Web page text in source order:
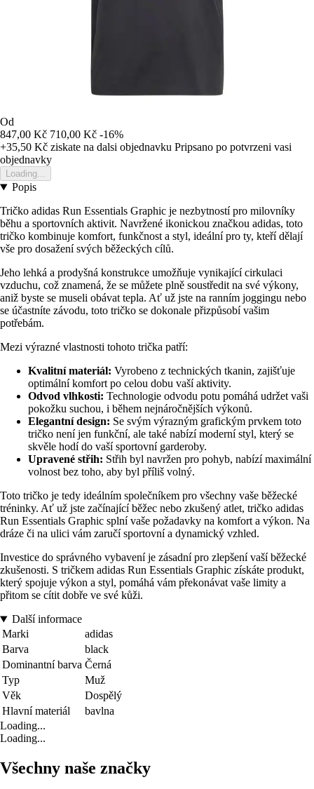
Od
847,00 Kč 710,00 Kč -16%
+35,50 Kč ziskate na dalsi objednavku Pripsano po potvrzeni vasi
objednavky
Loading...
Popis
Tričko adidas Run Essentials Graphic je nezbytností pro milovníky
běhu a sportovních aktivit. Navržené ikonickou značkou adidas, toto
tričko kombinuje komfort, funkčnost a styl, ideální pro ty, kteří dělají
vše pro dosažení svých běžeckých cílů.
Jeho lehká a prodyšná konstrukce umožňuje vynikající cirkulaci
vzduchu, což znamená, že se můžete plně soustředit na své výkony,
aniž byste se museli obávat tepla. Ať už jste na ranním joggingu nebo
se účastníte závodu, toto tričko se dokonale přizpůsobí vašim
potřebám.
Mezi výrazné vlastnosti tohoto trička patří:
Kvalitní materiál: Vyrobeno z technických tkanin, zajišťuje
optimální komfort po celou dobu vaší aktivity.
Odvod vlhkosti: Technologie odvodu potu pomáhá udržet vaši
pokožku suchou, i během nejnáročnějších výkonů.
Elegantní design: Se svým výrazným grafickým prvkem toto
tričko není jen funkční, ale také nabízí moderní styl, který se
skvěle hodí do vaší sportovní garderoby.
Upravené střih: Střih byl navržen pro pohyb, nabízí maximální
volnost bez toho, aby byl příliš volný.
Toto tričko je tedy ideálním společníkem pro všechny vaše běžecké
tréninky. Ať už jste začínající běžec nebo zkušený atlet, tričko adidas
Run Essentials Graphic splní vaše požadavky na komfort a výkon. Na
dráze či na ulici vám zaručí sportovní a dynamický vzhled.
Investice do správného vybavení je zásadní pro zlepšení vaší běžecké
zkušenosti. S tričkem adidas Run Essentials Graphic získáte produkt,
který spojuje výkon a styl, pomáhá vám překonávat vaše limity a
přitom se cítit dobře ve své kůži.
Další informace
Marki
adidas
Barva
black
Dominantní barva Černá
Typ
Muž
Věk
Dospělý
Hlavní materiál
bavlna
Loading...
Loading...
Všechny naše značky